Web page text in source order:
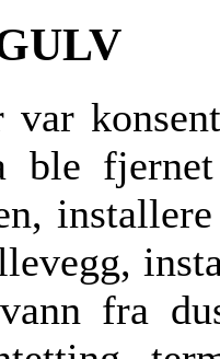
var
ble
fra